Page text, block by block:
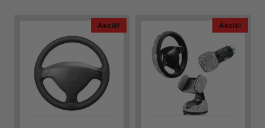
Akció! Akció!